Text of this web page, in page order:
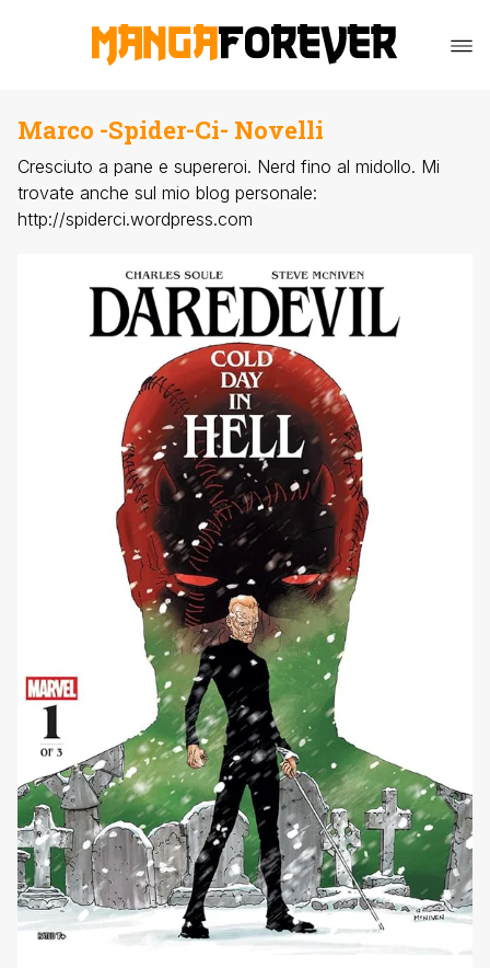
Marco -Spider-Ci- Novelli
Cresciuto a pane e supereroi. Nerd fino al midollo. Mi
trovate anche sul mio blog personale:
http://spiderci.wordpress.com